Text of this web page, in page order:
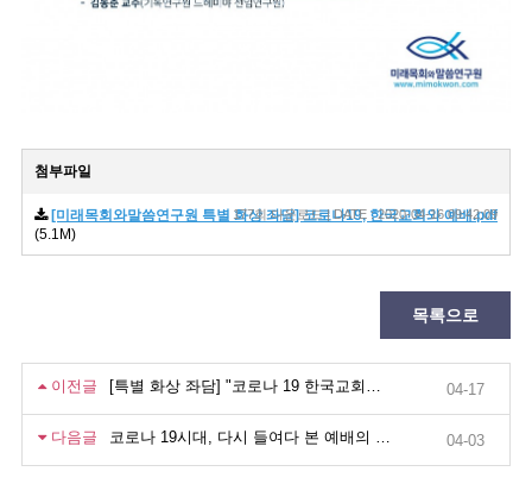
첨부파일
[미래목회와말씀연구원 특별 화상 좌담] 코로나19, 한국교회와 예배.pdf
(5.1M)
177회 다운로드 | DATE : 2020-04-16 09:42:09
목록으로
이전글 04-17
다음글 코로나 19시대, 다시 들여다 본 예배의 의미(박영호 목사) 04-03